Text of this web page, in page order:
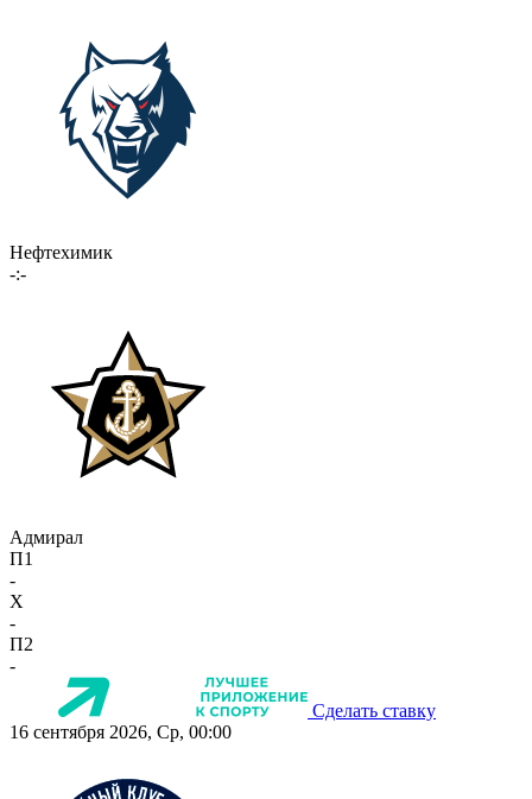
Нефтехимик
-:-
Адмирал
П1
-
X
-
П2
-
Сделать ставку
16 сентября 2026, Ср, 00:00